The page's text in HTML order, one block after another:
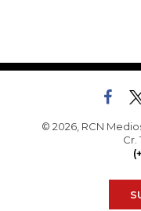
© 2026, RCN
Cr.